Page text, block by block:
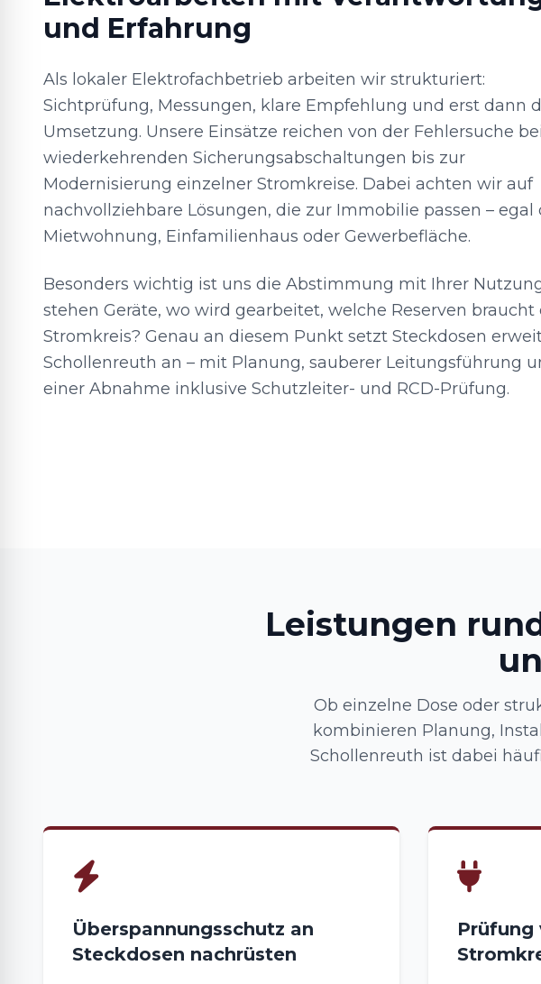
und Erfahrung
Als lokaler Elektrofachbetrieb arbeiten wir strukturiert:
Sichtprüfung, Messungen, klare Empfehlung und erst dann
Umsetzung. Unsere Einsätze reichen von der Fehlersuche bei
wiederkehrenden Sicherungsabschaltungen bis zur
Modernisierung einzelner Stromkreise. Dabei achten wir auf
nachvollziehbare Lösungen, die zur Immobilie passen – egal
Mietwohnung, Einfamilienhaus oder Gewerbefläche.
Besonders wichtig ist uns die Abstimmung mit Ihrer
stehen Geräte, wo wird gearbeitet, welche Reserven braucht
Stromkreis? Genau an diesem Punkt setzt Steckdosen
Schollenreuth an – mit Planung, sauberer Leitungsführung
einer Abnahme inklusive Schutzleiter- und RCD-Prüfung.
Leistungen
Ob einzelne Dose oder
kombinieren Planung,
Schollenreuth ist dabei
Überspannungsschutz an
Steckdosen nachrüsten
Prüfung